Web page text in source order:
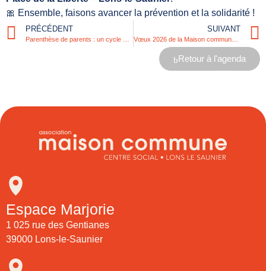
🎀 Ensemble, faisons avancer la prévention et la solidarité !
PRÉCÉDENT SUIVANT
Vœux 2026 de la Maison commune le 26 janvier
Retour à l'agenda
Espace Marjorie
1 025 rue des Gentianes
39000 Lons-le-Saunier